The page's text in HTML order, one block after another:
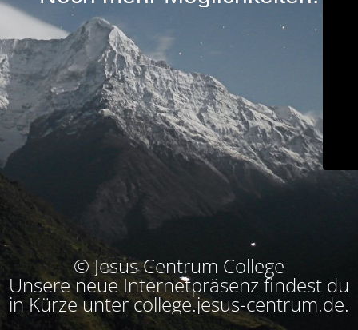
© Jesus Centrum College
Unsere neue Internetpräsenz findest du
in Kürze unter college.jesus-centrum.de.